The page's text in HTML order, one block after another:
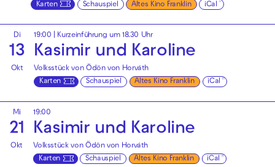
Karten
Schauspiel Altes Kino Franklin iCal
Di
13
Okt
19:00 | Kurzeinführung um 18.30 Uhr
Kasimir und Karoline
Volksstück von Ödön von Horváth
Karten
Schauspiel Altes Kino Franklin iCal
Mi
21
Okt
19:00
Kasimir und Karoline
Volksstück von Ödön von Horváth
Karten
Schauspiel Altes Kino Franklin iCal